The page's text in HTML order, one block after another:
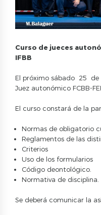
Curso de jueces
IFBB
El próximo sábado 25
Juez autonómico FCBB-
El curso constará de la
Normas de obligatorio
Reglamentos de las
Criterios
Uso de los formularios
Código deontológico.
Normativa de disciplina.
Se deberá comunicar la